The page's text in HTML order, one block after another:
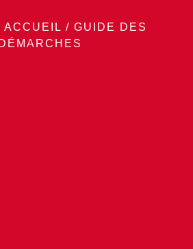
ACCUEIL / GUIDE DES
DÉMARCHES